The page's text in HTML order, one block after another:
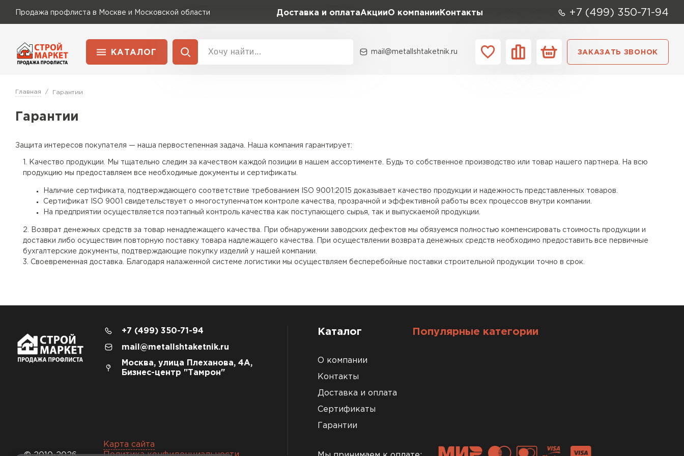
Продажа профлиста в Москве и Московской области Доставка и оплатаАкцииО компании Контакты +7 (499) 350-71-94
КАТАЛОГ
Для ангара
Профлист Момент
mail@metallshtaketnik.ru ЗАКАЗАТЬ ЗВОНОК
Главная Гарантии
Гарантии
Защита интересов покупателя — наша первостепенная задача. Наша компания гарантирует:
Качество продукции. Мы тщательно следим за качеством каждой позиции в нашем ассортименте. Будь то собственное производство или товар нашего партнера. На всю
продукцию мы предоставляем все необходимые документы и сертификаты.
Наличие сертификата, подтверждающего соответствие требованием ISO 9001:2015 доказывает качество продукции и надежность представленных товаров.
Сертификат ISO 9001 свидетельствует о многоступенчатом контроле качества, прозрачной и эффективной работы всех процессов внутри компании.
На предприятии осуществляется поэтапный контроль качества как поступающего сырья, так и выпускаемой продукции.
Возврат денежных средств за товар ненадлежащего качества. При обнаружении заводских дефектов мы обязуемся полностью компенсировать стоимость продукции и
доставки либо осуществим повторную поставку товара надлежащего качества. При осуществлении возврата денежных средств необходимо предоставить все первичные
бухгалтерские документы, подтверждающие покупку изделий у нашей компании.
Своевременная доставка. Благодаря налаженной системе логистики мы осуществляем бесперебойные поставки строительной продукции точно в срок.
+7 (499) 350-71-94
mail@metallshtaketnik.ru
Москва, улица Плеханова, 4А,
Бизнес-центр "Тамрон"
Карта сайта
Каталог
О компании
Контакты
Доставка и оплата
Сертификаты
Гарантии
Популярные категории